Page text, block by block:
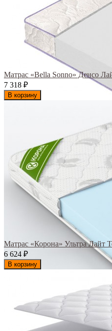
Матрас «Bella Sonno» Денсо
7 318 ₽
В корзину
Матрас «Корона» Ультра Лайт
6 624 ₽
В корзину